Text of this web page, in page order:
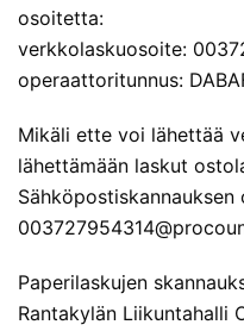
osoitetta:
verkkolaskuosoite:
operaattoritunnus:
Mikäli ette voi lähettää
lähettämään laskut
Sähköpostiskannauksen
Paperilaskujen
Rantakylän Liikuntahalli